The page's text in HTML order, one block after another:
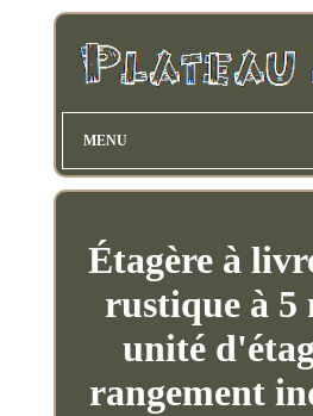
MENU
Étagère à
rustique à 5
unité
rangement